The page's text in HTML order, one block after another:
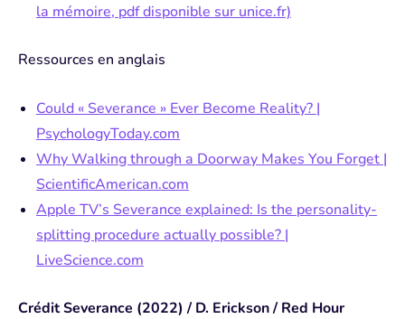
la mémoire, pdf disponible sur unice.fr)
Ressources en anglais
Could « Severance » Ever Become Reality? |
PsychologyToday.com
Why Walking through a Doorway Makes You Forget |
ScientificAmerican.com⁠
Apple TV’s Severance explained: Is the personality-
splitting procedure actually possible? |
LiveScience.com
CréditSeverance (2022) / D. Erickson / Red Hour